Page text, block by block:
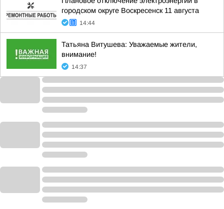
городском округе Воскресенск 11 августа
14:44
Татьяна Витушева: Уважаемые жители,
внимание!
14:37